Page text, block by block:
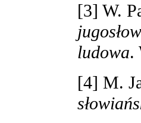
[3] W.
ludowa.
[4] M.